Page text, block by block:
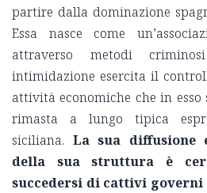
partire dalla dominazione
Essa nasce come
attraverso metodi
intimidazione esercita il
attività economiche che in esso
rimasta a lungo tipica
siciliana. La sua diffusione
della sua struttura è
succedersi di cattivi governi